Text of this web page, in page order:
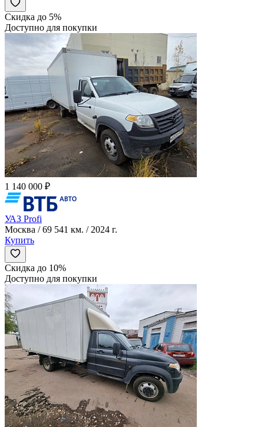
Скидка до 5%
Доступно для покупки
1 140 000 ₽
УАЗ Profi
Москва / 69 541 км. / 2024 г.
Купить
Скидка до 10%
Доступно для покупки